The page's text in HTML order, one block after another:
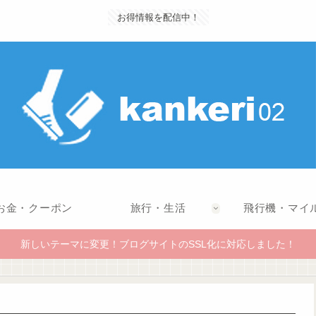
お得情報を配信中！
金・クーポン 旅行・生活 飛行機・マイ
新しいテーマに変更！ブログサイトのSSL化に対応しました！